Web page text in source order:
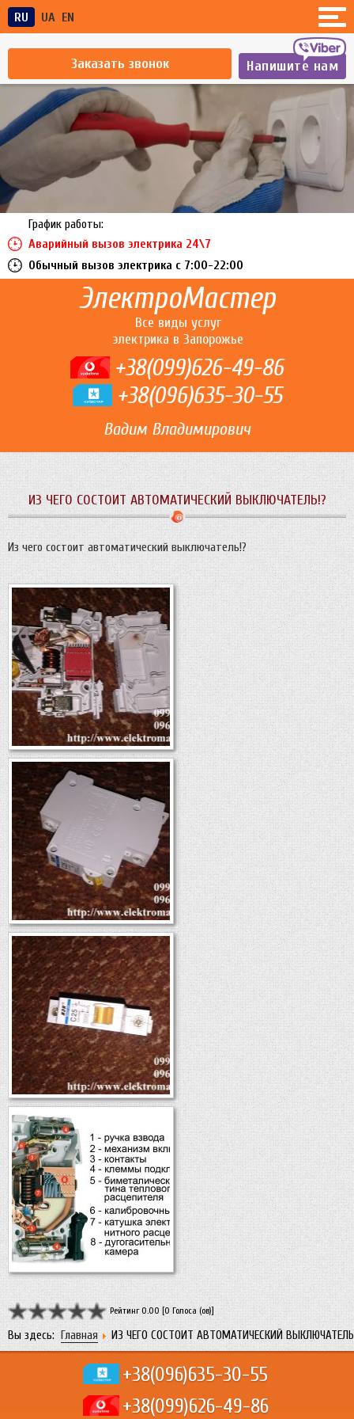
Напишите нам
Заказать звонок
RU UA EN
График работы:
Аварийный вызов электрика 24\7
Обычный вызов электрика c 7:00-22:00
ЭлектроМастер
Все виды услуг
электрика в Запорожье
+38(099)626-49-86
+38(096)635-30-55
Вадим Владимирович
ИЗ ЧЕГО СОСТОИТ АВТОМАТИЧЕСКИЙ ВЫКЛЮЧАТЕЛЬ!?
Из чего состоит автоматический выключатель!?
Рейтинг 0.00 [0 Голоса (ов)]
Вы здесь: Главная ИЗ ЧЕГО СОСТОИТ АВТОМАТИЧЕСКИЙ
+38(096)635-30-55
+38(099)626-49-86